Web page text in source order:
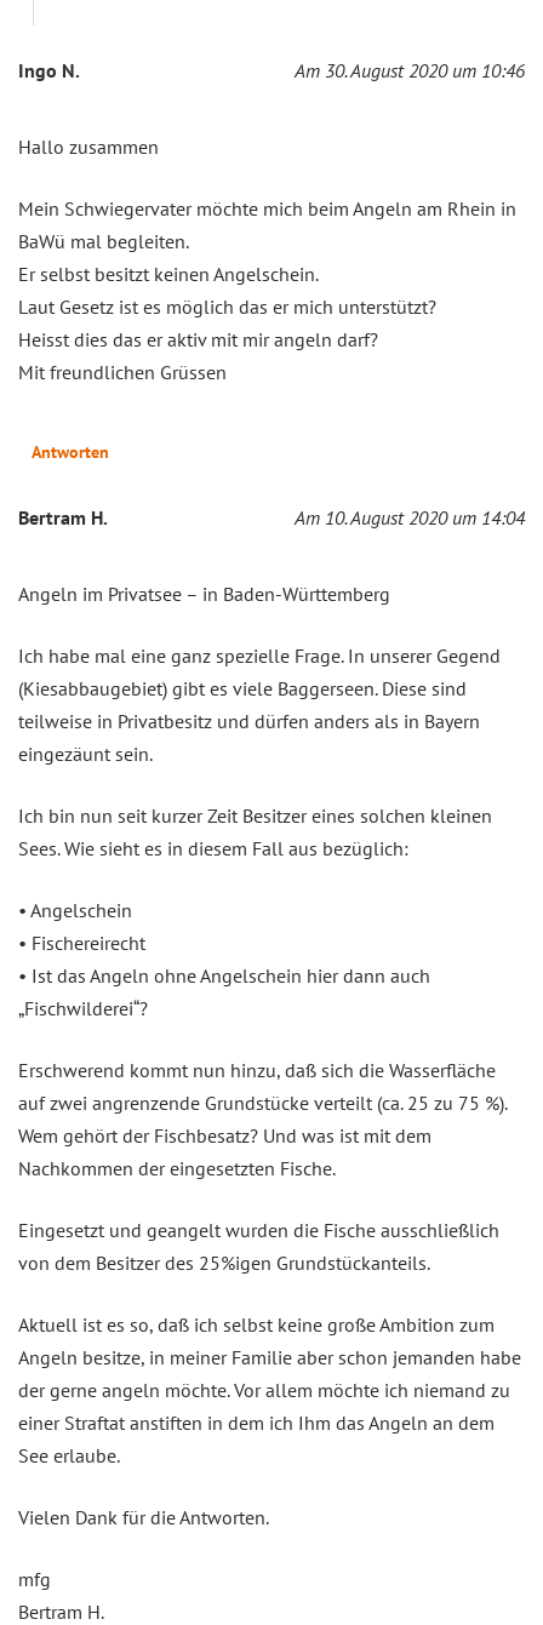
Ingo N. Am 30. August 2020 um 10:46
Hallo zusammen
Mein Schwiegervater möchte mich beim Angeln am Rhein in
BaWü mal begleiten.
Er selbst besitzt keinen Angelschein.
Laut Gesetz ist es möglich das er mich unterstützt?
Heisst dies das er aktiv mit mir angeln darf?
Mit freundlichen Grüssen
Antworten
Bertram H. Am 10. August 2020 um 14:04
Angeln im Privatsee – in Baden-Württemberg
Ich habe mal eine ganz spezielle Frage. In unserer Gegend
(Kiesabbaugebiet) gibt es viele Baggerseen. Diese sind
teilweise in Privatbesitz und dürfen anders als in Bayern
eingezäunt sein.
Ich bin nun seit kurzer Zeit Besitzer eines solchen kleinen
Sees. Wie sieht es in diesem Fall aus bezüglich:
• Angelschein
• Fischereirecht
• Ist das Angeln ohne Angelschein hier dann auch
„Fischwilderei“?
Erschwerend kommt nun hinzu, daß sich die Wasserfläche
auf zwei angrenzende Grundstücke verteilt (ca. 25 zu 75 %).
Wem gehört der Fischbesatz? Und was ist mit dem
Nachkommen der eingesetzten Fische.
Eingesetzt und geangelt wurden die Fische ausschließlich
von dem Besitzer des 25%igen Grundstückanteils.
Aktuell ist es so, daß ich selbst keine große Ambition zum
Angeln besitze, in meiner Familie aber schon jemanden habe
der gerne angeln möchte. Vor allem möchte ich niemand zu
einer Straftat anstiften in dem ich Ihm das Angeln an dem
See erlaube.
Vielen Dank für die Antworten.
mfg
Bertram H.